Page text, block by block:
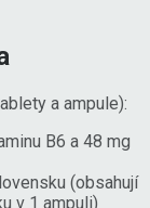
a ampule):
B6 a 48 mg
(obsahují
v 1 ampuli)